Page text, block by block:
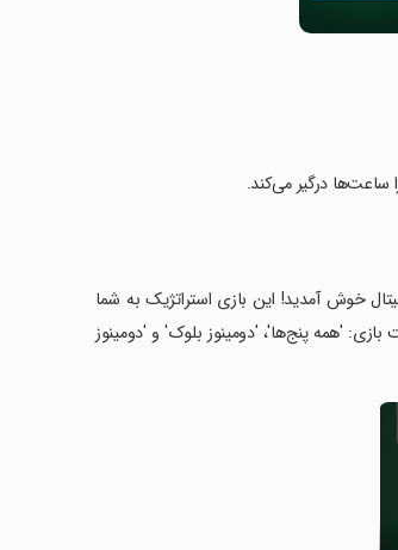
خوش آمدید! این بازی استراتژیک به شما
'همه پنج‌ها'، 'دومینوز بلوک' و 'دومینوز